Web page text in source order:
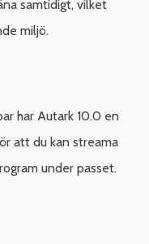
samtidigt, vilket
miljö.
har Autark 10.0 en
att du kan streama
under passet.